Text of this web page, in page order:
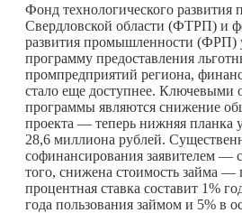
Фонд технологического
Свердловской области (ФТРП) и
развития промышленности (ФРП)
программу предоставления
промпредприятий региона,
стало еще доступнее. Ключевыми
программы являются снижение
проекта — теперь нижняя планка
28,6 миллиона рублей.
софинансирования заявителем —
того, снижена стоимость займа —
процентная ставка составит 1%
года пользования займом и 5% в